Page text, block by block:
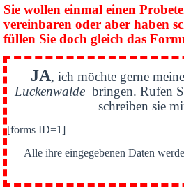
Sie wollen einmal einen
vereinbaren oder aber haben
füllen Sie doch gleich das
JA, ich möchte gerne
Luckenwaldebringen. Rufen
schreiben sie
[forms ID=1]
Alle ihre eingegebenen Daten